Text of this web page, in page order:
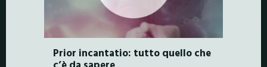
Prior incantatio: tutto quello che